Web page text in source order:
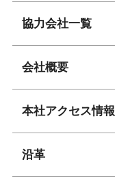
協力会社一覧
会社概要
本社アクセス情報
沿革